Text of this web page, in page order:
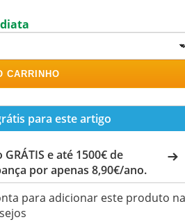
CARRINHO
para este artigo
GRÁTIS e até 1500€ de
por apenas 8,90€/ano.
para adicionar este produto na